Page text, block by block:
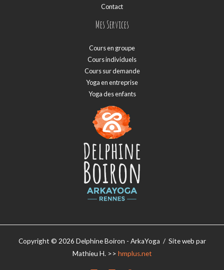
Contact
Mes Services
Cours en groupe
Cours individuels
Cours sur demande
Yoga en entreprise
Yoga des enfants
Copyright © 2026 Delphine Boiron - ArkaYoga / Site web par
Mathieu H. >> hmplus.net